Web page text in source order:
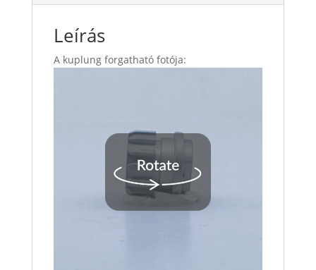
Leírás
A kuplung forgatható fotója: